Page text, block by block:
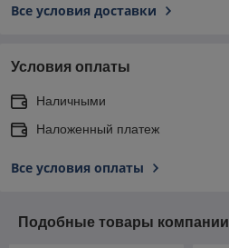
Все условия доставки
Условия оплаты
Наличными
Наложенный платеж
Все условия оплаты
Подобные товары компании